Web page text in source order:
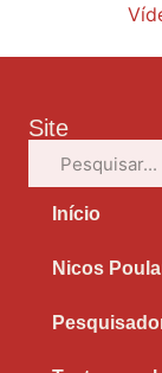
Site
Início
Nicos